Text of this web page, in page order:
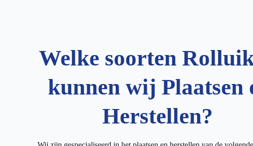
Welke soorten
kunnen wij Plaatsen
Herstellen?